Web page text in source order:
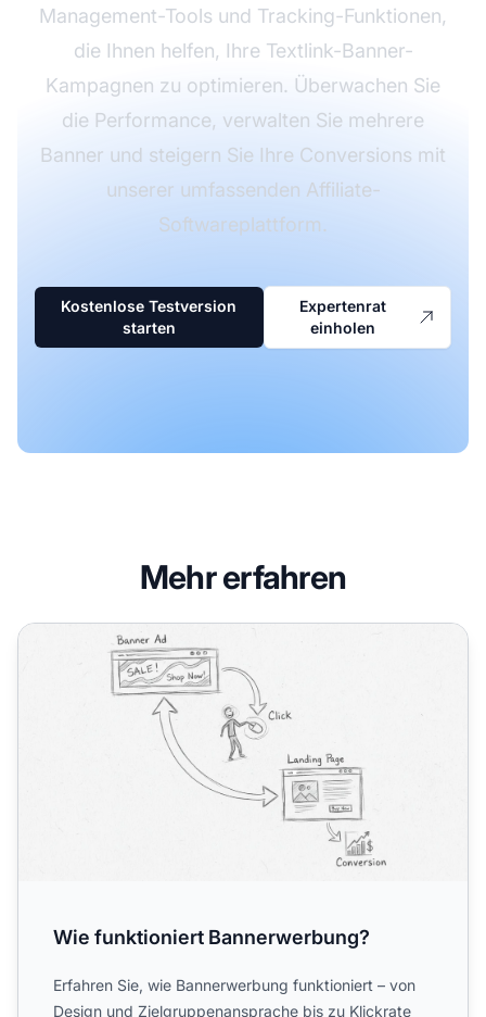
Management-Tools und Tracking-Funktionen,
die Ihnen helfen, Ihre Textlink-Banner-
Kampagnen zu optimieren. Überwachen Sie
die Performance, verwalten Sie mehrere
Banner und steigern Sie Ihre Conversions mit
unserer umfassenden Affiliate-
Softwareplattform.
Kostenlose Testversion
starten
Expertenrat
einholen
Mehr erfahren
Wie funktioniert Bannerwerbung?
Wie funktioniert Bannerwerbung?
Erfahren Sie, wie Bannerwerbung funktioniert – von
Design und Zielgruppenansprache bis zu Klickrate